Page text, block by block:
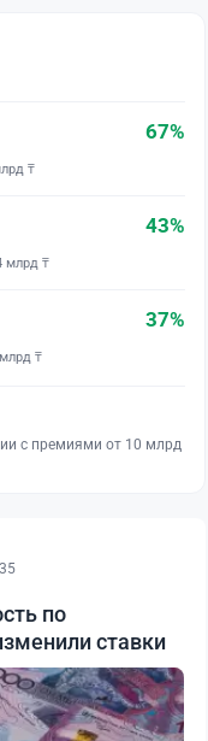
67%
₸
43%
млрд ₸
37%
₸
с премиями от 10 млрд
по
ставки